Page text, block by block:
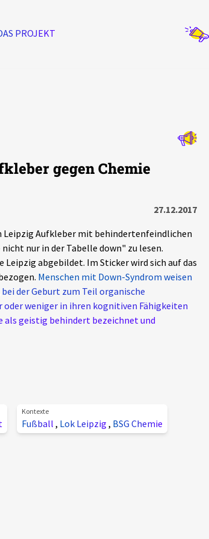
PROJEKT
gegen Chemie
27.12.2017
Leipzig Aufkleber mit behindertenfeindlichen
nur in der Tabelle down" zu lesen.
Leipzig abgebildet. Im Sticker wird sich auf das
Menschen mit Down-Syndrom weisen
der Geburt zum Teil organische
oder weniger in ihren kognitiven Fähigkeiten
geistig behindert bezeichnet und
Kontexte
Fußball , Lok Leipzig , BSG Chemie